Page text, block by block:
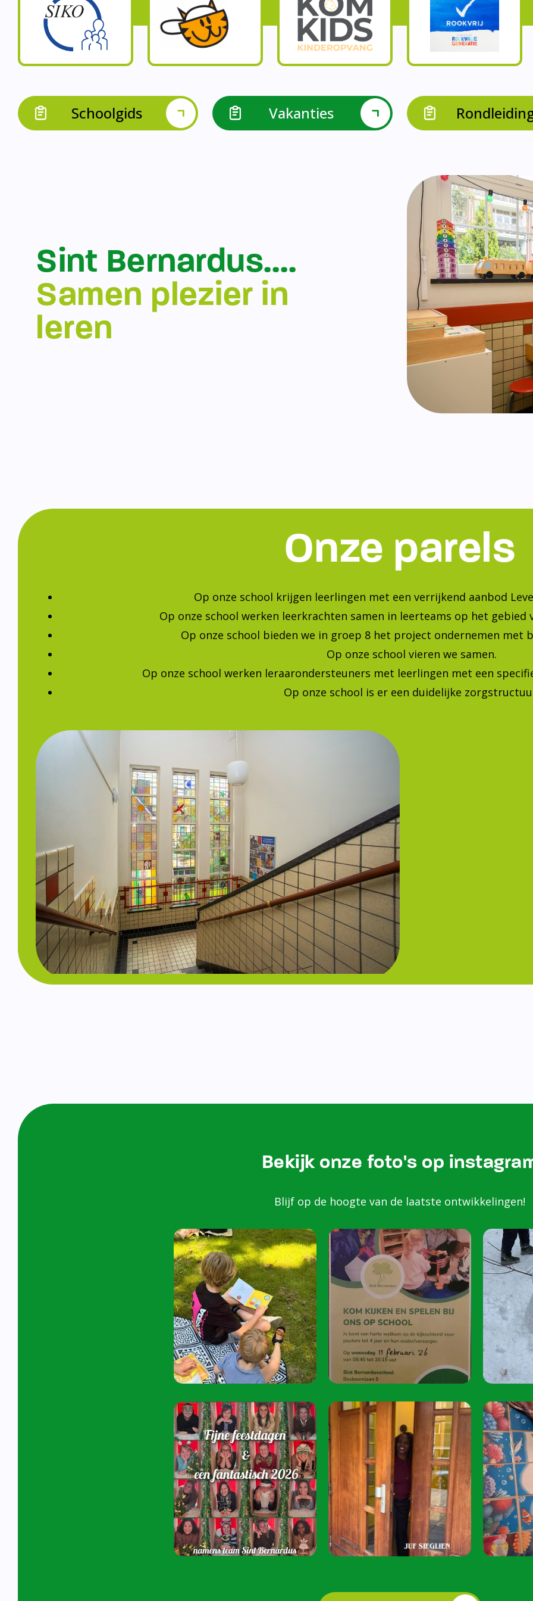
Op onze school krijgen leerlingen met een verrijkend aanbod
Op onze school bieden we in groep 8 het project ondernemen met
Op onze school vieren we samen.
Op onze school werken leraarondersteuners met leerlingen met een
Bekijk onze foto's op
Blijf op de hoogte van de laatste ontwikkelingen!
Kom
Peuters van 2
harte welkom
juni 2026 van
Speel je mee?